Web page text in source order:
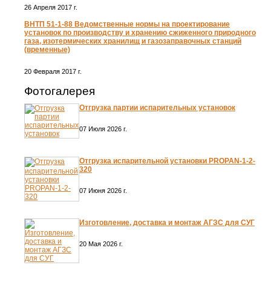
26 Апреля 2017 г.
ВНТП 51-1-88 Ведомственные нормы на проектирование
установок по производству и хранению сжиженного природного
газа, изотермических хранилищ и газозаправочных станций
(временные)
20 Февраля 2017 г.
Фотогалерея
Отгрузка партии испарительных установок
07 Июля 2026 г.
Отгрузка испарительной установки PROPAN-1-2-
320
07 Июня 2026 г.
Изготовление, доставка и монтаж АГЗС для СУГ
20 Мая 2026 г.